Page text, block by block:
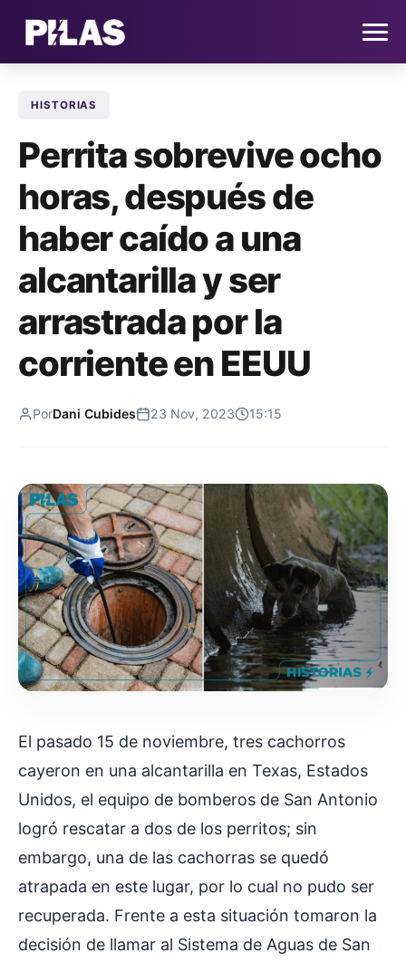
NOTICIAS
QUIÉNES SOMOS
CONTACTO
SUSCRÍBETE
HISTORIAS
Perrita sobrevive ocho
horas, después de
haber caído a una
alcantarilla y ser
arrastrada por la
corriente en EEUU
PorDani Cubides 23 Nov, 2023 15:15
El pasado 15 de noviembre, tres cachorros
cayeron en una alcantarilla en Texas, Estados
Unidos, el equipo de bomberos de San Antonio
logró rescatar a dos de los perritos; sin
embargo, una de las cachorras se quedó
atrapada en este lugar, por lo cual no pudo ser
recuperada. Frente a esta situación tomaron la
decisión de llamar al Sistema de Aguas de San